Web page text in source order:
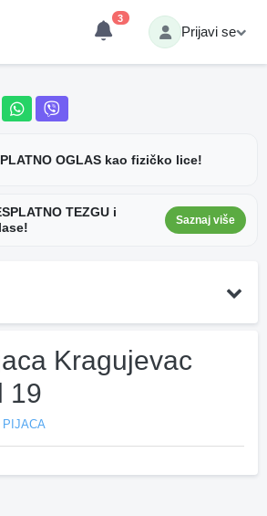
3
Prijavi se
OGLAS kao fizičko lice!
TEZGU i
Saznaj više
Kragujevac
19
PIJACA